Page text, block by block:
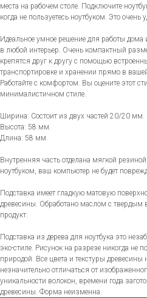
места на рабочем столе. Подключите
когда не пользуетесь ноутбуком. Это очень
Идеальное умное решение для работы
в любой интерьер. Очень компактный
крепятся друг к другу с помощью
транспортировке и хранении прямо в
Работайте с комфортом. Вы оцените этот
минималистичном стиле.
Ширина: Состоит из двух частей 20/20 мм.
Высота: 58 мм.
Длина: 58 мм.
Внутренняя часть отделана мягкой
ноутбуком, ваш компьютер не будет
Подставка имеет гладкую матовую
древесины. Обработано маслом с твердым
продукт.
Подставка из дерева для ноутбука это
эко-стиле. Рисунок на разрезе никогда не
природой. Все цвета и текстуры древесины
незначительно отличаться от
уникальности волокон, времени года
древесины. Форма неизменна.